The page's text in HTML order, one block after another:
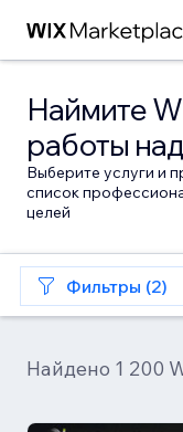
Наймите
работы
Выберите услуги и
список
целей
Фильтры (2)
Найдено 1 200